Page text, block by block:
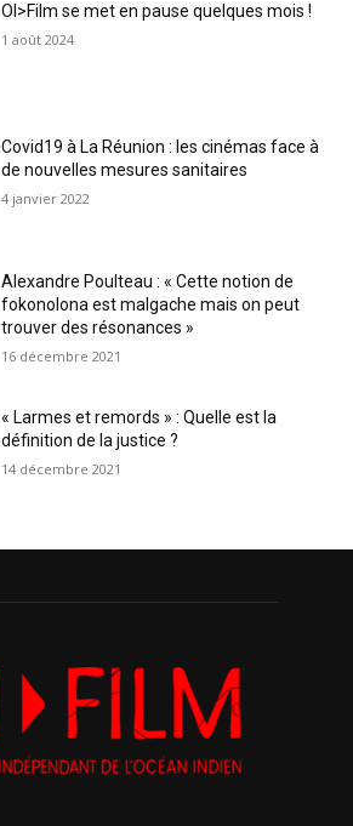
OI>Film se met en pause quelques mois !
1 août 2024
Covid19 à La Réunion : les cinémas face à
de nouvelles mesures sanitaires
4 janvier 2022
Alexandre Poulteau : « Cette notion de
fokonolona est malgache mais on peut
trouver des résonances »
16 décembre 2021
« Larmes et remords » : Quelle est la
définition de la justice ?
14 décembre 2021